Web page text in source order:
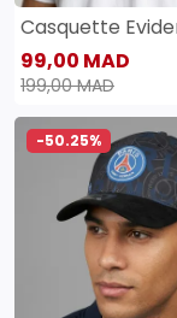
Casquette
99,00 MAD
199,00 MAD
-50.25%